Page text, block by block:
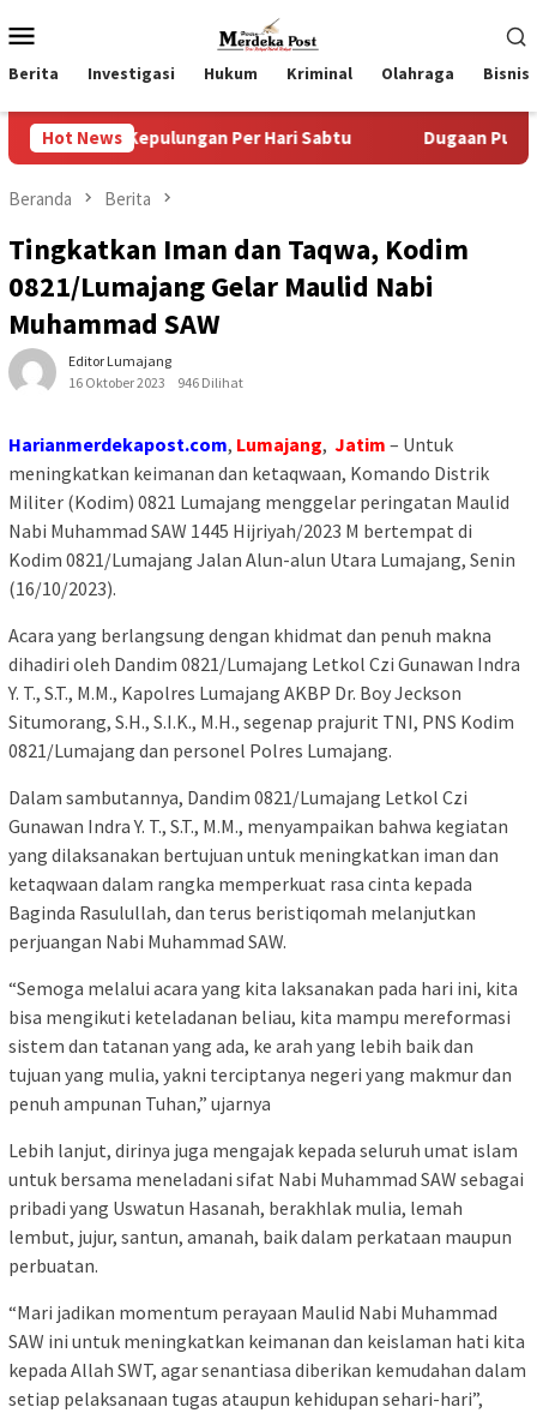
ke
kontenMobile
Berita Investigasi Hukum Kriminal Olahraga Bisnis
Hot NewsPer Hari Sabtu Dugaan Pungli SKAB di
Beranda Berita
Tingkatkan Iman dan Taqwa, Kodim
0821/Lumajang Gelar Maulid Nabi
Muhammad SAW
Editor Lumajang
16 Oktober 2023
946 Dilihat
Harianmerdekapost.com, Lumajang, Jatim – Untuk
meningkatkan keimanan dan ketaqwaan, Komando Distrik
Militer (Kodim) 0821 Lumajang menggelar peringatan Maulid
Nabi Muhammad SAW 1445 Hijriyah/2023 M bertempat di
Kodim 0821/Lumajang Jalan Alun-alun Utara Lumajang, Senin
(16/10/2023).
Acara yang berlangsung dengan khidmat dan penuh makna
dihadiri oleh Dandim 0821/Lumajang Letkol Czi Gunawan Indra
Y. T., S.T., M.M., Kapolres Lumajang AKBP Dr. Boy Jeckson
Situmorang, S.H., S.I.K., M.H., segenap prajurit TNI, PNS Kodim
0821/Lumajang dan personel Polres Lumajang.
Dalam sambutannya, Dandim 0821/Lumajang Letkol Czi
Gunawan Indra Y. T., S.T., M.M., menyampaikan bahwa kegiatan
yang dilaksanakan bertujuan untuk meningkatkan iman dan
ketaqwaan dalam rangka memperkuat rasa cinta kepada
Baginda Rasulullah, dan terus beristiqomah melanjutkan
perjuangan Nabi Muhammad SAW.
“Semoga melalui acara yang kita laksanakan pada hari ini, kita
bisa mengikuti keteladanan beliau, kita mampu mereformasi
sistem dan tatanan yang ada, ke arah yang lebih baik dan
tujuan yang mulia, yakni terciptanya negeri yang makmur dan
penuh ampunan Tuhan,” ujarnya
Lebih lanjut, dirinya juga mengajak kepada seluruh umat islam
untuk bersama meneladani sifat Nabi Muhammad SAW sebagai
pribadi yang Uswatun Hasanah, berakhlak mulia, lemah
lembut, jujur, santun, amanah, baik dalam perkataan maupun
perbuatan.
“Mari jadikan momentum perayaan Maulid Nabi Muhammad
SAW ini untuk meningkatkan keimanan dan keislaman hati kita
kepada Allah SWT, agar senantiasa diberikan kemudahan dalam
setiap pelaksanaan tugas ataupun kehidupan sehari-hari”,